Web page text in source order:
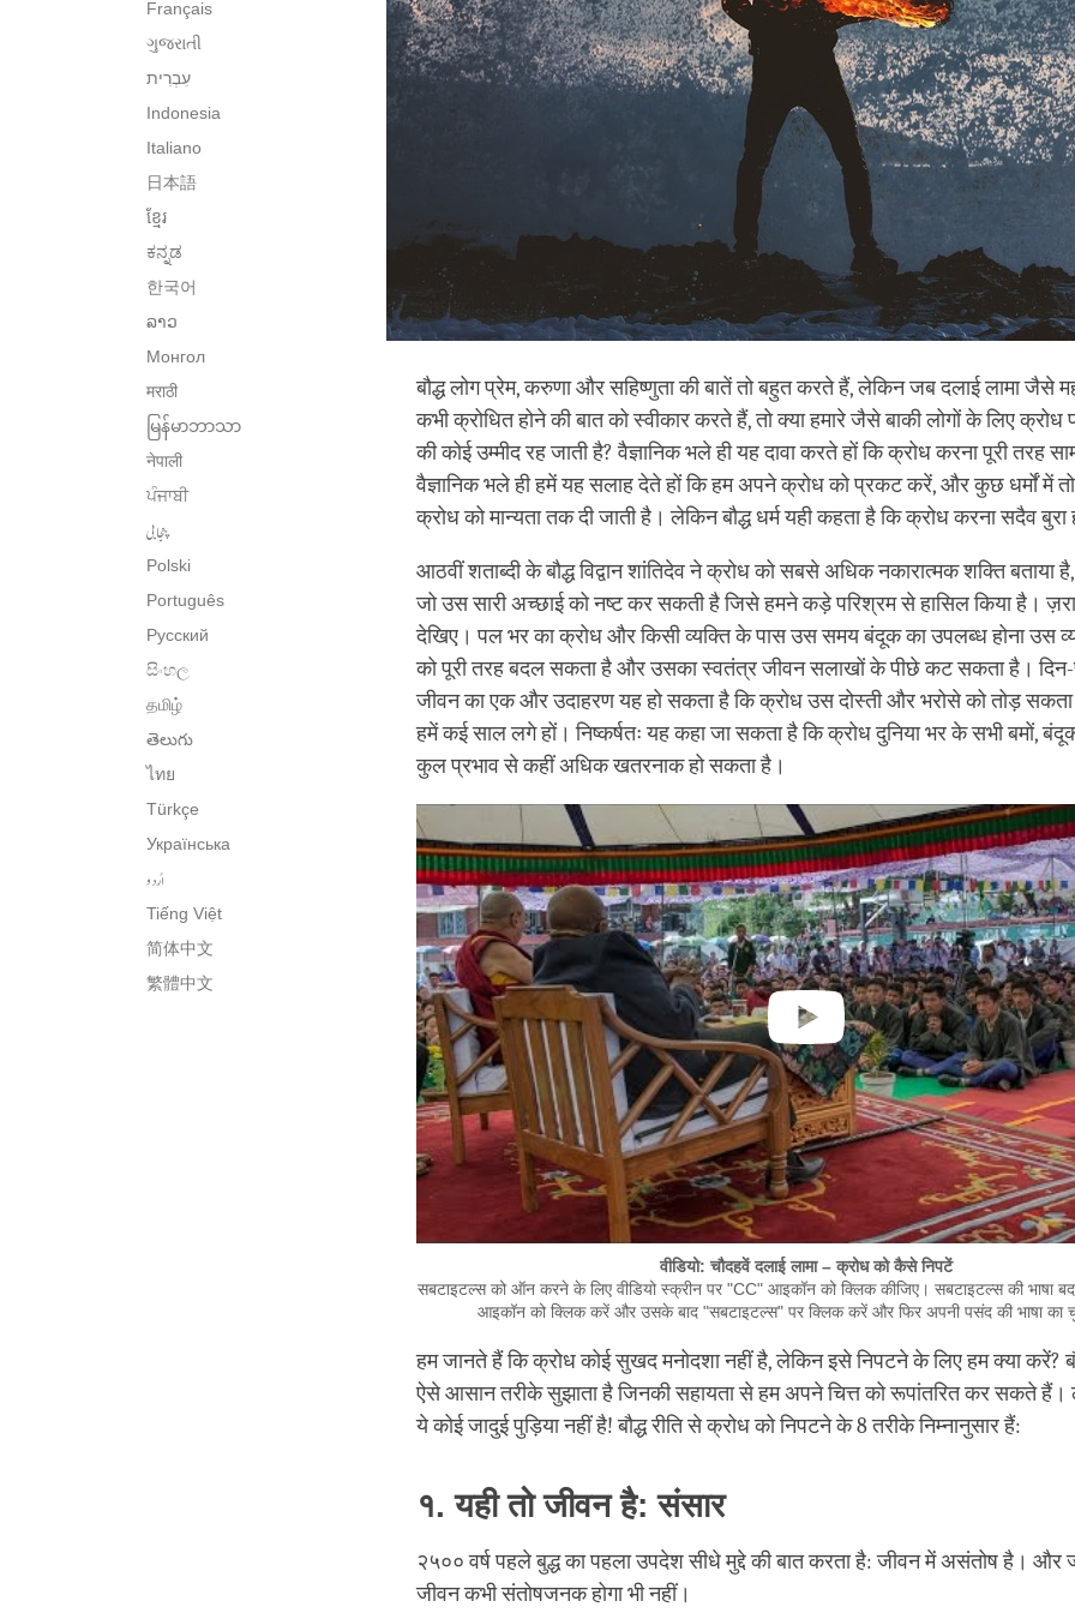
Français
ગુજરાતી
Indonesia
Italiano
日本語
ខ្មែរ
ಕನ್ನಡ
한국어
ລາວ
Монгол
मराठी
မြန်မာဘာသာ
नेपाली
ਪੰਜਾਬੀ
پنجابی
Polski
Português
Русский
සිංහල
தமிழ்
తెలుగు
ไทย
Türkçe
Українська
اُردو
Tiếng Việt
简体中文
繁體中文
बौद्ध लोग प्रेम, करुणा और सहिष्णुता की बातें तो बहुत करते हैं, लेकिन जब दलाई लामा जैसे
कभी क्रोधित होने की बात को स्वीकार करते हैं, तो क्या हमारे जैसे बाकी लोगों के लिए क्रोध
की कोई उम्मीद रह जाती है? वैज्ञानिक भले ही यह दावा करते हों कि क्रोध करना पूरी तरह
वैज्ञानिक भले ही हमें यह सलाह देते हों कि हम अपने क्रोध को प्रकट करें, और कुछ धर्मों में
क्रोध को मान्यता तक दी जाती है। लेकिन बौद्ध धर्म यही कहता है कि क्रोध करना सदैव बुरा
आठवीं शताब्दी के बौद्ध विद्वान शांतिदेव ने क्रोध को सबसे अधिक नकारात्मक शक्ति बताया
जो उस सारी अच्छाई को नष्ट कर सकती है जिसे हमने कड़े परिश्रम से हासिल किया है।
देखिए। पल भर का क्रोध और किसी व्यक्ति के पास उस समय बंदूक का उपलब्ध होना उस
को पूरी तरह बदल सकता है और उसका स्वतंत्र जीवन सलाखों के पीछे कट सकता है। दिन-
जीवन का एक और उदाहरण यह हो सकता है कि क्रोध उस दोस्ती और भरोसे को तोड़
हमें कई साल लगे हों। निष्कर्षतः यह कहा जा सकता है कि क्रोध दुनिया भर के सभी बमों,
कुल प्रभाव से कहीं अधिक खतरनाक हो सकता है।
वीडियो: चौदहवें दलाई लामा – क्रोध को कैसे निपटें
सबटाइटल्स को ऑन करने के लिए वीडियो स्क्रीन पर "CC" आइकॉन को क्लिक कीजिए। सबटाइटल्स की भाषा
आइकॉन को क्लिक करें और उसके बाद "सबटाइटल्स" पर क्लिक करें और फिर अपनी पसंद की भाषा का
हम जानते हैं कि क्रोध कोई सुखद मनोदशा नहीं है, लेकिन इसे निपटने के लिए हम क्या करें?
ऐसे आसान तरीके सुझाता है जिनकी सहायता से हम अपने चित्त को रूपांतरित कर सकते हैं।
ये कोई जादुई पुड़िया नहीं है! बौद्ध रीति से क्रोध को निपटने के 8 तरीके निम्नानुसार हैं:
१. यही तो जीवन है: संसार
२५०० वर्ष पहले बुद्ध का पहला उपदेश सीधे मुद्दे की बात करता है: जीवन में असंतोष है। और
जीवन कभी संतोषजनक होगा भी नहीं।